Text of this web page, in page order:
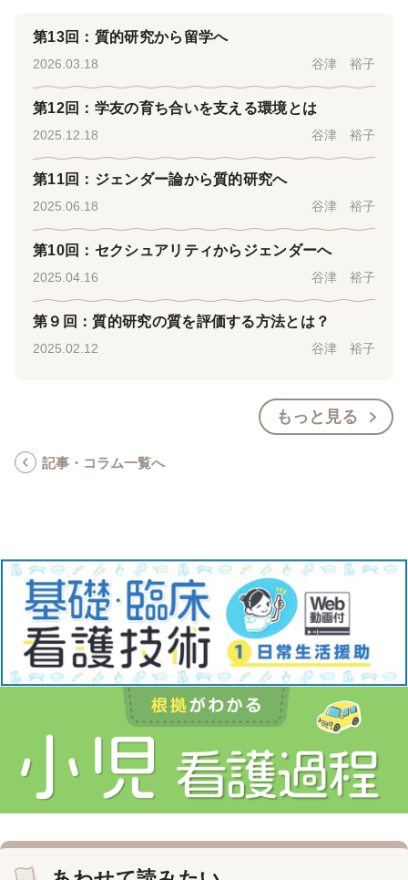
第13回：質的研究から留学へ
2026.03.18 谷津 裕子
第12回：学友の育ち合いを支える環境とは
2025.12.18 谷津 裕子
第11回：ジェンダー論から質的研究へ
2025.06.18 谷津 裕子
第10回：セクシュアリティからジェンダーへ
2025.04.16 谷津 裕子
第９回：質的研究の質を評価する方法とは？
2025.02.12 谷津 裕子
もっと見る
記事・コラム一覧へ